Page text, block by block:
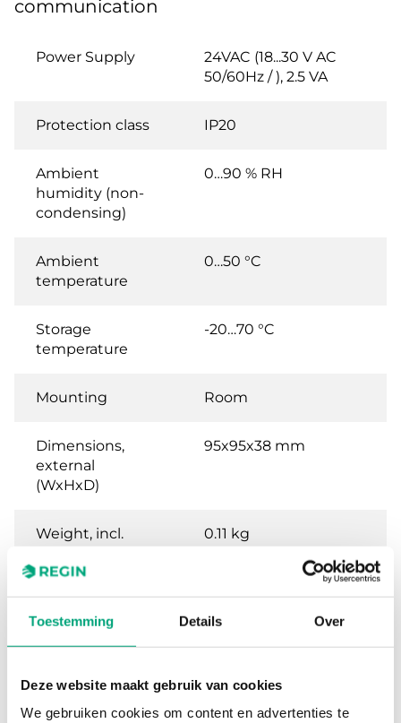
Toestemming Details Over
Deze website maakt gebruik van cookies
We gebruiken cookies om content en advertenties te
communication
Power Supply
24VAC (18...30 V AC
50/60Hz / ), 2.5 VA
Protection class IP20
Ambient
humidity (non-
condensing)
0…90 % RH
Ambient
temperature
0…50 °C
Storage
temperature
-20…70 °C
Mounting Room
Dimensions,
external
(WxHxD)
95x95x38 mm
Weight, incl.
0.11 kg
Analogue inputs
type (AI)
PT1000, 0...50°C, 0...10
V
type (UI)